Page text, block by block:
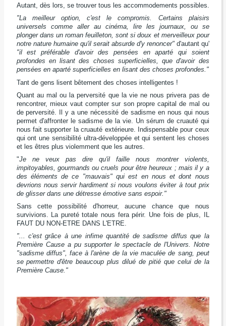
Autant, dès lors, se trouver tous les accommodements possibles.
"La meilleur option, c'est le compromis. Certains plaisirs
universels comme aller au cinéma, lire les journaux, ou se
plonger dans un roman feuilleton, sont si doux et merveilleux pour
notre nature humaine qu'il serait absurde d'y renoncer" d'autant qu'
"il est préférable d'avoir des pensées en aparté qui soient
profondes en lisant des choses superficielles, que d'avoir des
pensées en aparté superficielles en lisant des choses profondes."
Tant de gens lisent bêtement des choses intelligentes !
Quant au mal ou la perversité que la vie ne nous privera pas de
rencontrer, mieux vaut compter sur son propre capital de mal ou
de perversité. Il y a une nécessité de sadisme en nous qui nous
permet d'affronter le sadisme de la vie. Un sérum de cruauté qui
nous fait supporter la cruauté extérieure. Indispensable pour ceux
qui ont une sensibilité ultra-développée et qui sentent les choses
et les êtres plus violemment que les autres.
"Je ne veux pas dire qu'il faille nous montrer violents,
impitoyables, gourmands ou cruels pour être heureux ; mais il y a
des éléments de ce "mauvais" qui est en nous et dont nous
devrions nous servir hardiment si nous voulons éviter à tout prix
de glisser dans une détresse émotive sans espoir."
Sans cette possibilité d'horreur, aucune chance que nous
survivions. La pureté totale nous fera périr. Une fois de plus, IL
FAUT DU NON-ETRE DANS L'ETRE.
"... c'est grâce à une infime quantité de sadisme diffus que la
Première Cause a pu supporter le spectacle de l'Univers. Notre
"sadisme diffus", face à l'arène de la vie maculée de sang, peut
se permettre d'être beaucoup plus dilué de pitié que celui de la
Première Cause."